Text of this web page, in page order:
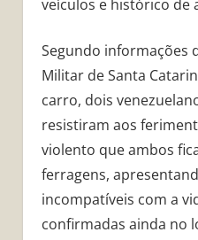
veículos e histórico de
Segundo informações
Militar de Santa
carro, dois
resistiram aos
violento que ambos
ferragens,
incompatíveis com a
confirmadas ainda no